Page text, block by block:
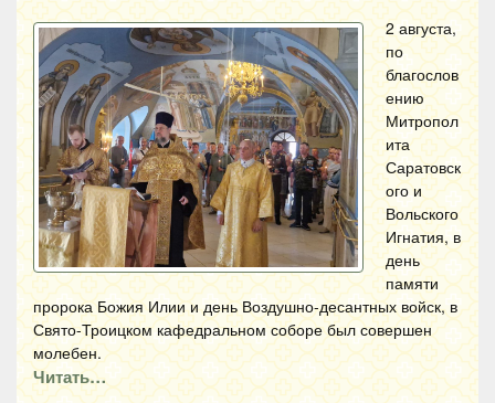
2 августа,
по
благослов
ению
Митропол
ита
Саратовск
ого и
Вольского
Игнатия, в
день
памяти
пророка Божия Илии и день Воздушно-десантных войск, в
Свято-Троицком кафедральном соборе был совершен
молебен.
Читать…